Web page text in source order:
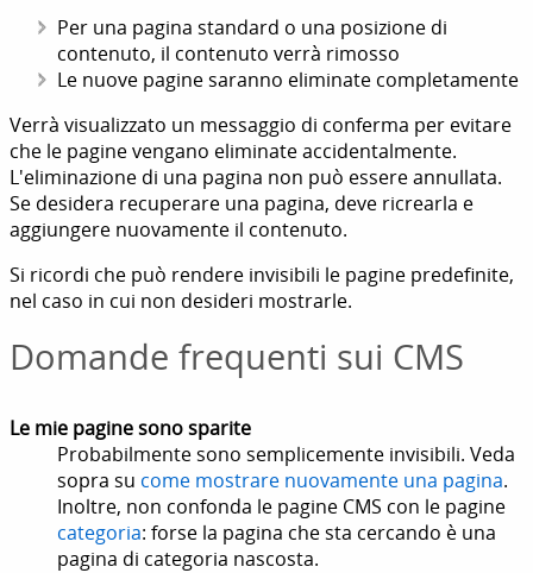
Per una pagina standard o una posizione di
contenuto, il contenuto verrà rimosso
Le nuove pagine saranno eliminate completamente
Verrà visualizzato un messaggio di conferma per evitare
che le pagine vengano eliminate accidentalmente.
L'eliminazione di una pagina non può essere annullata.
Se desidera recuperare una pagina, deve ricrearla e
aggiungere nuovamente il contenuto.
Si ricordi che può rendere invisibili le pagine predefinite,
nel caso in cui non desideri mostrarle.
Domande frequenti sui CMS
Le mie pagine sono sparite
Probabilmente sono semplicemente invisibili. Veda
sopra su come mostrare nuovamente una pagina.
Inoltre, non confonda le pagine CMS con le pagine
categoria: forse la pagina che sta cercando è una
pagina di categoria nascosta.